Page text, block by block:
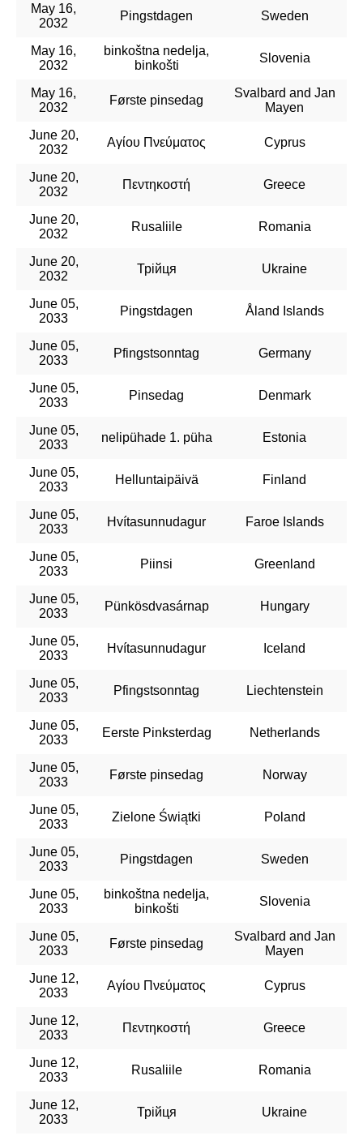
May 16,
2032
Pingstdagen Sweden
May 16,
2032
binkoštna nedelja,
binkošti
Slovenia
May 16,
2032
Første pinsedag
Svalbard and Jan
Mayen
June 20,
2032
Αγίου Πνεύματος Cyprus
June 20,
2032
Πεντηκοστή Greece
June 20,
2032
Rusaliile Romania
June 20,
2032
Трійця Ukraine
June 05,
2033
Pingstdagen Åland Islands
June 05,
2033
Pfingstsonntag Germany
June 05,
2033
Pinsedag Denmark
June 05,
2033
nelipühade 1. püha Estonia
June 05,
2033
Helluntaipäivä Finland
June 05,
2033
Hvítasunnudagur Faroe Islands
June 05,
2033
Piinsi Greenland
June 05,
2033
Pünkösdvasárnap Hungary
June 05,
2033
Hvítasunnudagur Iceland
June 05,
2033
Pfingstsonntag Liechtenstein
June 05,
2033
Eerste Pinksterdag Netherlands
June 05,
2033
Første pinsedag Norway
June 05,
2033
Zielone Świątki Poland
June 05,
2033
Pingstdagen Sweden
June 05,
2033
binkoštna nedelja,
binkošti
Slovenia
June 05,
2033
Første pinsedag
Svalbard and Jan
Mayen
June 12,
2033
Αγίου Πνεύματος Cyprus
June 12,
2033
Πεντηκοστή Greece
June 12,
2033
Rusaliile Romania
June 12,
2033
Трійця Ukraine